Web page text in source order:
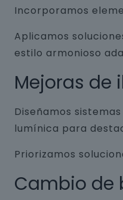
Incorporamos
Aplicamos
estilo armonioso
Mejoras de
Diseñamos
lumínica para
Priorizamos
Cambio de